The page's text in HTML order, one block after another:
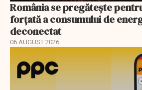
România se pregătește
forțată a consumului de
deconectat
06 AUGUST 2026